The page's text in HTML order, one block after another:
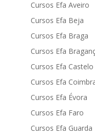
Cursos Efa Aveiro
Cursos Efa Beja
Cursos Efa Braga
Cursos Efa
Cursos Efa
Cursos Efa
Cursos Efa Évora
Cursos Efa Faro
Cursos Efa Guarda